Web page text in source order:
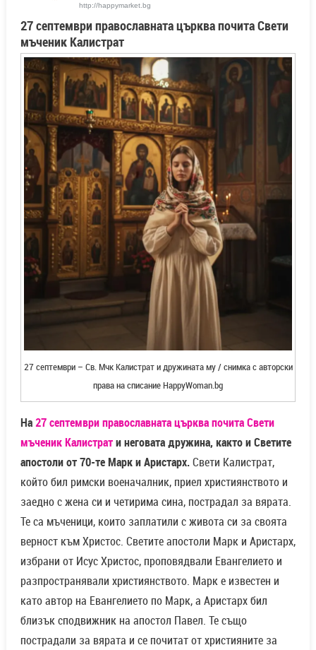
http://happymarket.bg
27 септември православната църква почита Свети
мъченик Калистрат
27 септември – Св. Мчк Калистрат и дружината му / снимка с авторски
права на списание HappyWoman.bg
На27 септември православната църква почита Свети
мъченик Калистрати неговата дружина, както и Светите
апостоли от 70-те Марк и Аристарх.Свети Калистрат,
който бил римски военачалник, приел християнството и
заедно с жена си и четирима сина, пострадал за вярата.
Те са мъченици, които заплатили с живота си за своята
верност към Христос. Светите апостоли Марк и Аристарх,
избрани от Исус Христос, проповядвали Евангелието и
разпространявали християнството. Марк е известен и
като автор на Евангелието по Марк, а Аристарх бил
близък сподвижник на апостол Павел. Те също
пострадали за вярата и се почитат от християните за